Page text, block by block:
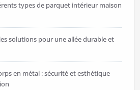
types de parquet intérieur maison
solutions pour une allée durable et
en métal : sécurité et esthétique